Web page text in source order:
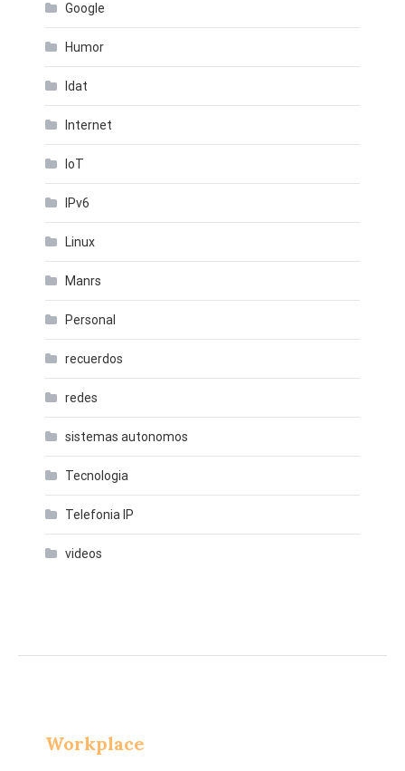
Google
Humor
Idat
Internet
IoT
IPv6
Linux
Manrs
Personal
recuerdos
redes
sistemas autonomos
Tecnologia
Telefonia IP
videos
Workplace